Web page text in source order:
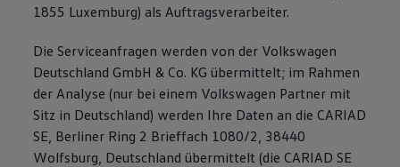
1855 Luxemburg) als Auftragsverarbeiter.
Die Serviceanfragen werden von der Volkswagen
Deutschland GmbH & Co. KG übermittelt; im Rahmen
der Analyse (nur bei einem Volkswagen Partner mit
Sitz in Deutschland) werden Ihre Daten an die CARIAD
SE, Berliner Ring 2 Brieffach 1080/2, 38440
Wolfsburg, Deutschland übermittelt (die CARIAD SE